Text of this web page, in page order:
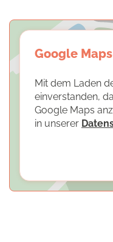
Google
Mit dem Laden
einverstanden,
Google Maps
in unserer